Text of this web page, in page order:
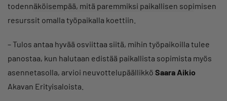
todennäköisempää, mitä paremmiksi paikallisen sopimisen
resurssit omalla työpaikalla koettiin.
– Tulos antaa hyvää osviittaa siitä, mihin työpaikoilla tulee
panostaa, kun halutaan edistää paikallista sopimista myös
asennetasolla, arvioi neuvottelupäällikkö Saara Aikio
Akavan Erityisaloista.